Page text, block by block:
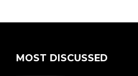
MOST DISCUSSED